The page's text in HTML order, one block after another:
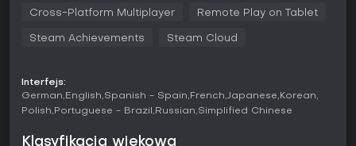
otwierające nowe jednostki czy taktyki, a także projektują
skład i skuteczność w boju. Walka toczy się na globalnej
terenu, linii zaopatrzenia i przewagi w powietrzu. Drzewka
narodowych fokusów dają rozgałęzione ścieżki decyzji
politycznych, umożliwiając wierność historii lub alternatywne
celów ideologicznych.
Cross-Platform Multiplayer Remote Play on Tablet
Steam Achievements Steam Cloud
Interfejs:
German English Spanish - Spain French Japanese Korean
Polish Portuguese - Brazil Russian Simplified Chinese
Klasyfikacja wiekowa